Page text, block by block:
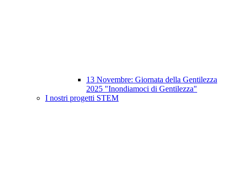
13 Novembre: Giornata della Gentilezza
2025 "Inondiamoci di Gentilezza"
I nostri progetti STEM